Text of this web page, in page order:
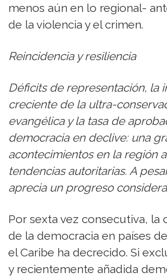
menos aún en lo regional-
de la violencia y el crimen.
Reincidencia y resiliencia
Déficits de representación, la
creciente de la ultra-
evangélica y la tasa de
democracia en declive: una
acontecimientos en la región
tendencias autoritarias. A
aprecia un progreso
Por sexta vez consecutiva, la
de la democracia en países
el Caribe ha decrecido. Si
y recientemente añadida